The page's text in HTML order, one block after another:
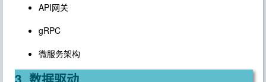
API网关
gRPC
微服务架构
3. 数据驱动